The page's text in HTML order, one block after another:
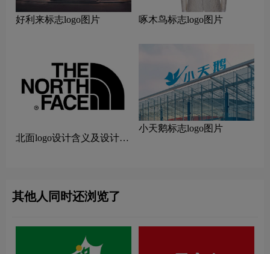
好利来标志logo图片 啄木鸟标志logo图片
北面logo设计含义及设计理
小天鹅标志logo图片
其他人同时还浏览了